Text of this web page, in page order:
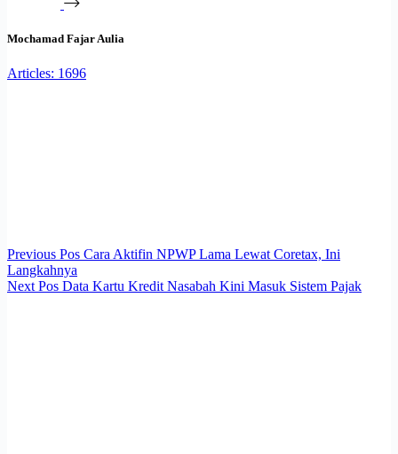
Mochamad Fajar Aulia
Articles: 1696
Previous Pos Cara Aktifin NPWP Lama Lewat Coretax, Ini
Langkahnya
Next Pos Data Kartu Kredit Nasabah Kini Masuk Sistem Pajak